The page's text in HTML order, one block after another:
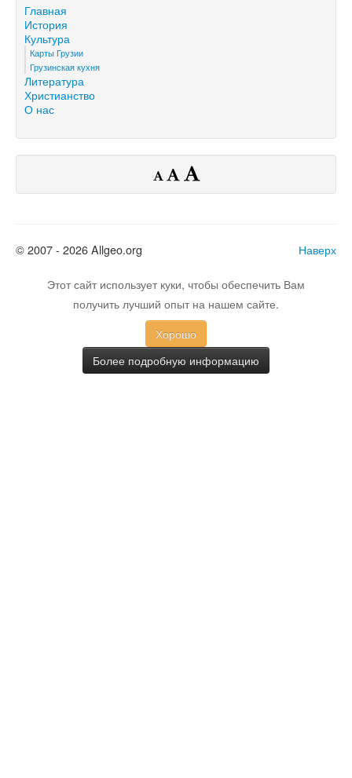
Главная
История
Культура
Карты Грузии
Грузинская кухня
Литература
Христианство
О нас
Наверх
© 2007 - 2026 Allgeo.org
Этот сайт использует куки, чтобы обеспечить Вам
получить лучший опыт на нашем сайте.
Хорошо
Более подробную информацию